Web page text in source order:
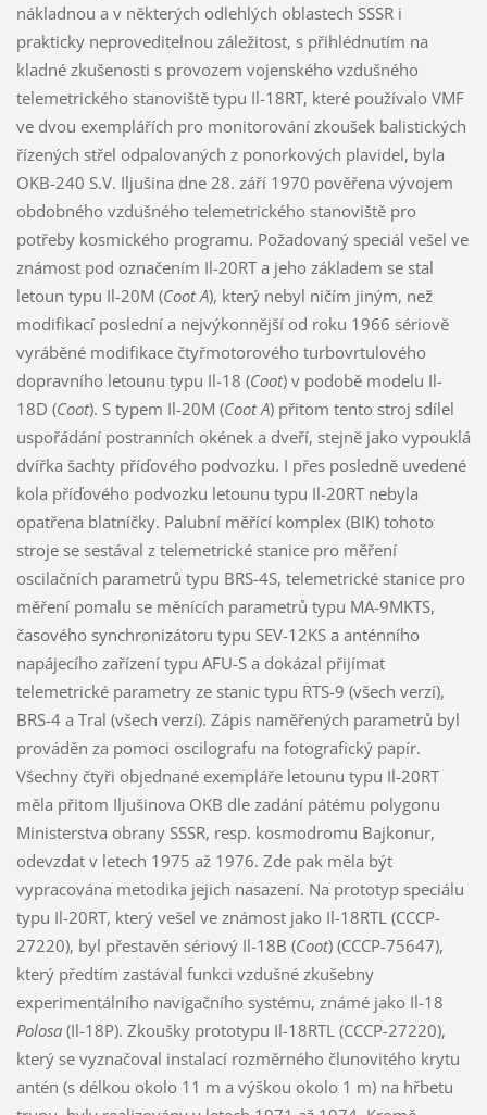
nákladnou a v některých odlehlých oblastech SSSR i
prakticky neproveditelnou záležitost, s přihlédnutím na
kladné zkušenosti s provozem vojenského vzdušného
telemetrického stanoviště typu Il-18RT, které používalo VMF
ve dvou exemplářích pro monitorování zkoušek balistických
řízených střel odpalovaných z ponorkových plavidel, byla
OKB-240 S.V. Iljušina dne 28. září 1970 pověřena vývojem
obdobného vzdušného telemetrického stanoviště pro
potřeby kosmického programu. Požadovaný speciál vešel ve
známost pod označením Il-20RT a jeho základem se stal
letoun typu Il-20M (Coot A), který nebyl ničím jiným, než
modifikací poslední a nejvýkonnější od roku 1966 sériově
vyráběné modifikace čtyřmotorového turbovrtulového
dopravního letounu typu Il-18 (Coot) v podobě modelu Il-
18D (Coot). S typem Il-20M (Coot A) přitom tento stroj sdílel
uspořádání postranních okének a dveří, stejně jako vypouklá
dvířka šachty příďového podvozku. I přes posledně uvedené
kola příďového podvozku letounu typu Il-20RT nebyla
opatřena blatníčky. Palubní měřící komplex (BIK) tohoto
stroje se sestával z telemetrické stanice pro měření
oscilačních parametrů typu BRS-4S, telemetrické stanice pro
měření pomalu se měnících parametrů typu MA-9MKTS,
časového synchronizátoru typu SEV-12KS a anténního
napájecího zařízení typu AFU-S a dokázal přijímat
telemetrické parametry ze stanic typu RTS-9 (všech verzí),
BRS-4 a Tral (všech verzí). Zápis naměřených parametrů byl
prováděn za pomoci oscilografu na fotografický papír.
Všechny čtyři objednané exempláře letounu typu Il-20RT
měla přitom Iljušinova OKB dle zadání pátému polygonu
Ministerstva obrany SSSR, resp. kosmodromu Bajkonur,
odevzdat v letech 1975 až 1976. Zde pak měla být
vypracována metodika jejich nasazení. Na prototyp speciálu
typu Il-20RT, který vešel ve známost jako Il-18RTL (CCCP-
27220), byl přestavěn sériový Il-18B (Coot) (CCCP-75647),
který předtím zastával funkci vzdušné zkušebny
experimentálního navigačního systému, známé jako Il-18
Polosa(Il-18P). Zkoušky prototypu Il-18RTL (CCCP-27220),
který se vyznačoval instalací rozměrného člunovitého krytu
antén (s délkou okolo 11 m a výškou okolo 1 m) na hřbetu